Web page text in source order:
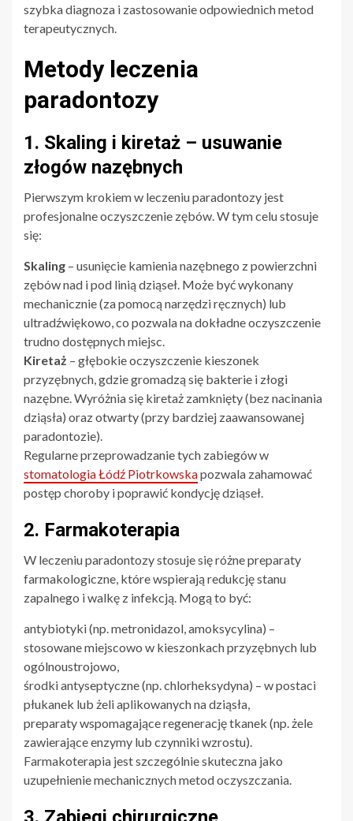
szybka diagnoza i zastosowanie odpowiednich metod
terapeutycznych.
Metody leczenia
paradontozy
1. Skaling i kiretaż – usuwanie
złogów nazębnych
Pierwszym krokiem w leczeniu paradontozy jest
profesjonalne oczyszczenie zębów. W tym celu stosuje
się:
Skaling – usunięcie kamienia nazębnego z powierzchni
zębów nad i pod linią dziąseł. Może być wykonany
mechanicznie (za pomocą narzędzi ręcznych) lub
ultradźwiękowo, co pozwala na dokładne oczyszczenie
trudno dostępnych miejsc.
Kiretaż – głębokie oczyszczenie kieszonek
przyzębnych, gdzie gromadzą się bakterie i złogi
nazębne. Wyróżnia się kiretaż zamknięty (bez nacinania
dziąsła) oraz otwarty (przy bardziej zaawansowanej
paradontozie).
Regularne przeprowadzanie tych zabiegów w
stomatologia Łódź Piotrkowskapozwala zahamować
postęp choroby i poprawić kondycję dziąseł.
2. Farmakoterapia
W leczeniu paradontozy stosuje się różne preparaty
farmakologiczne, które wspierają redukcję stanu
zapalnego i walkę z infekcją. Mogą to być:
antybiotyki (np. metronidazol, amoksycylina) –
stosowane miejscowo w kieszonkach przyzębnych lub
ogólnoustrojowo,
środki antyseptyczne (np. chlorheksydyna) – w postaci
płukanek lub żeli aplikowanych na dziąsła,
preparaty wspomagające regenerację tkanek (np. żele
zawierające enzymy lub czynniki wzrostu).
Farmakoterapia jest szczególnie skuteczna jako
uzupełnienie mechanicznych metod oczyszczania.